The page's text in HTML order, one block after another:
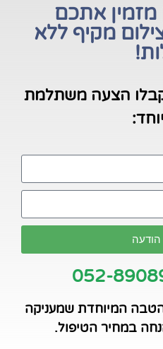
מזמין אתכם
מקיף ללא
הצעה משתלמת
המיוחדת שמעניקה